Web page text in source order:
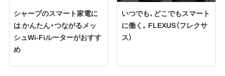
シャープのスマート家電に
は かんたん・つながるメッ
シュWi-Fiルーターがおすす
め
いつでも、どこでもスマート
に働く。FLEXUS（フレクサ
ス）